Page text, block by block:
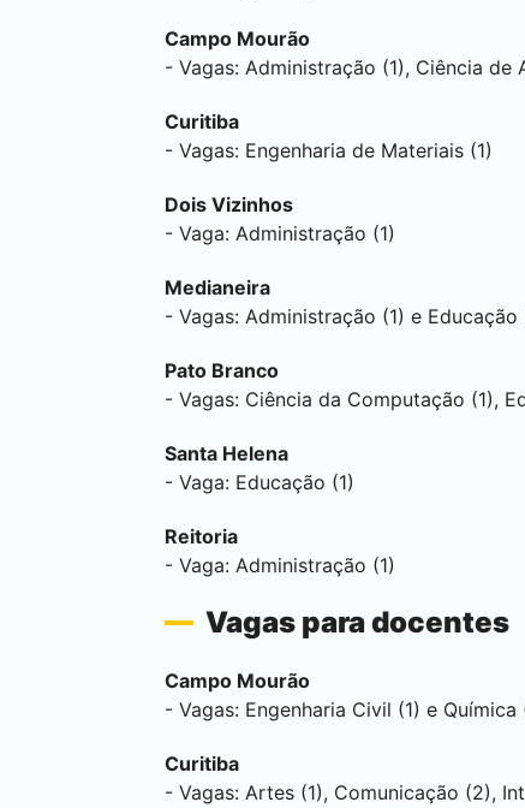
Campo Mourão
- Vagas: Administração (1), Ciência de
Curitiba
- Vagas: Engenharia de Materiais (1)
Dois Vizinhos
- Vaga: Administração (1)
Medianeira
- Vagas: Administração (1) e Educação
Pato Branco
- Vagas: Ciência da Computação (1),
Santa Helena
- Vaga: Educação (1)
Reitoria
- Vaga: Administração (1)
Vagas para docentes
Campo Mourão
- Vagas: Engenharia Civil (1) e Química
Curitiba
- Vagas: Artes (1), Comunicação (2),